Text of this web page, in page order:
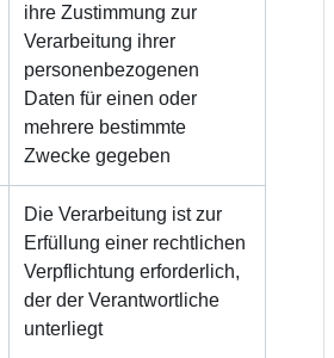
ihre Zustimmung zur
Verarbeitung ihrer
personenbezogenen
Daten für einen oder
mehrere bestimmte
Zwecke gegeben
Die Verarbeitung ist zur
Erfüllung einer rechtlichen
Verpflichtung erforderlich,
der der Verantwortliche
unterliegt